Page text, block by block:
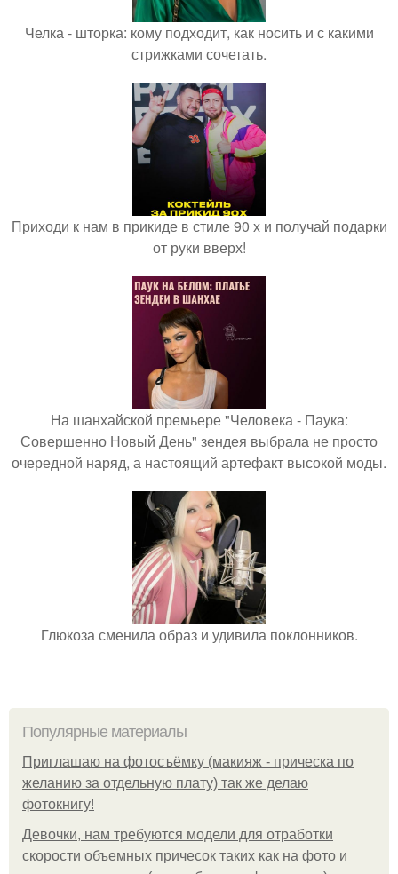
Челка - шторка: кому подходит, как носить и с какими
стрижками сочетать.
Приходи к нам в прикиде в стиле 90 х и получай подарки
от руки вверх!
На шанхайской премьере "Человека - Паука:
Совершенно Новый День" зендея выбрала не просто
очередной наряд, а настоящий артефакт высокой моды.
Глюкоза сменила образ и удивила поклонников.
Популярные материалы
Приглашаю на фотосъёмку (макияж - прическа по
желанию за отдельную плату) так же делаю
фотокнигу!
Девочки, нам требуются модели для отработки
скорости объемных причесок таких как на фото и